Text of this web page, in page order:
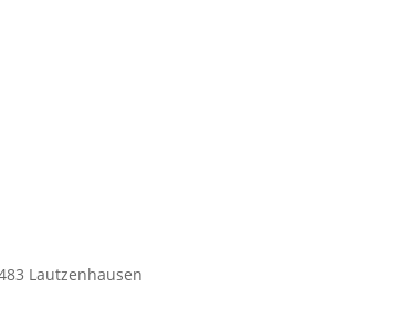
Lautzenhausen